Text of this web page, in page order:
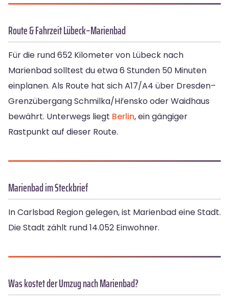
Route & Fahrzeit Lübeck–Marienbad
Für die rund 652 Kilometer von Lübeck nach
Marienbad solltest du etwa 6 Stunden 50 Minuten
einplanen. Als Route hat sich A17/A4 über Dresden–
Grenzübergang Schmilka/Hřensko oder Waidhaus
bewährt. Unterwegs liegt Berlin, ein gängiger
Rastpunkt auf dieser Route.
Marienbad im Steckbrief
In Carlsbad Region gelegen, ist Marienbad eine Stadt.
Die Stadt zählt rund 14.052 Einwohner.
Was kostet der Umzug nach Marienbad?